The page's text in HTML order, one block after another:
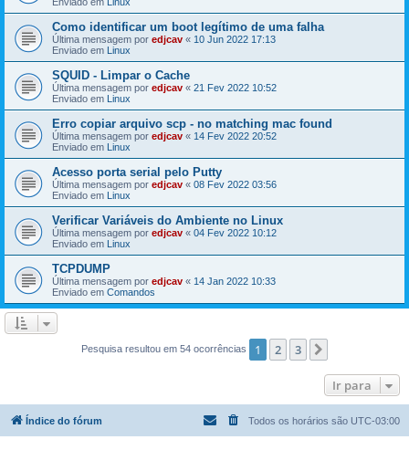
Como identificar um boot legítimo de uma falha
Última mensagem por edjcav « 10 Jun 2022 17:13
Enviado em Linux
SQUID - Limpar o Cache
Última mensagem por edjcav « 21 Fev 2022 10:52
Enviado em Linux
Erro copiar arquivo scp - no matching mac found
Última mensagem por edjcav « 14 Fev 2022 20:52
Enviado em Linux
Acesso porta serial pelo Putty
Última mensagem por edjcav « 08 Fev 2022 03:56
Enviado em Linux
Verificar Variáveis do Ambiente no Linux
Última mensagem por edjcav « 04 Fev 2022 10:12
Enviado em Linux
TCPDUMP
Última mensagem por edjcav « 14 Jan 2022 10:33
Enviado em Comandos
Pesquisa resultou em 54 ocorrências 1 2 3
Ir para
Índice do fórum Todos os horários são UTC-03:00